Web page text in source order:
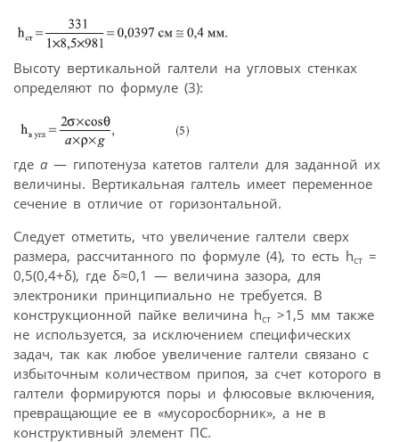
Высоту вертикальной галтели на угловых стенках
определяют по формуле (3):
где а — гипотенуза катетов галтели для заданной их
величины. Вертикальная галтель имеет переменное
сечение в отличие от горизонтальной.
Следует отметить, что увеличение галтели сверх
размера, рассчитанного по формуле (4), то есть hст =
0,5(0,4+δ), где δ≈0,1 — величина зазора, для
электроники принципиально не требуется. В
конструкционной пайке величина hст >1,5 мм также
не используется, за исключением специфических
задач, так как любое увеличение галтели связано с
избыточным количеством припоя, за счет которого в
галтели формируются поры и флюсовые включения,
превращающие ее в «мусоросборник», а не в
конструктивный элемент ПС.